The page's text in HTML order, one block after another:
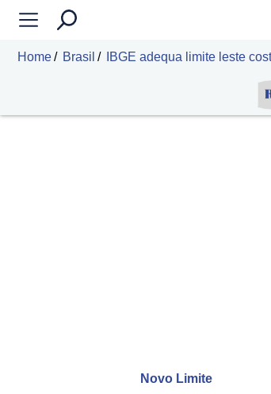
Home Brasil IBGE adequa limite leste
Novo Limite